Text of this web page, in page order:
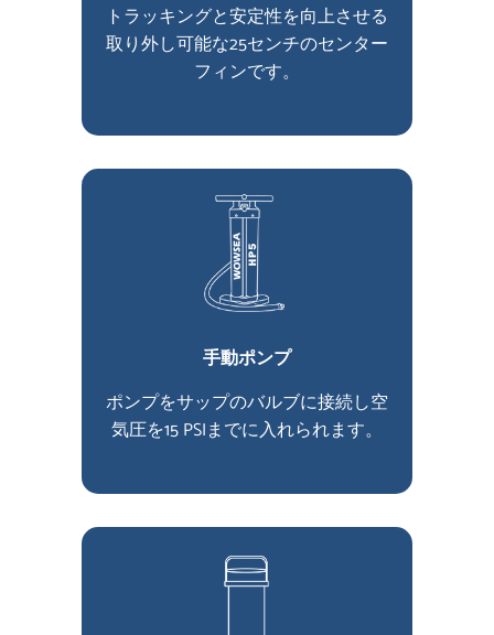
トラッキングと安定性を向上させる
取り外し可能な25センチのセンター
フィンです。
手動ポンプ
ポンプをサップのバルブに接続し空
気圧を15 PSIまでに入れられます。